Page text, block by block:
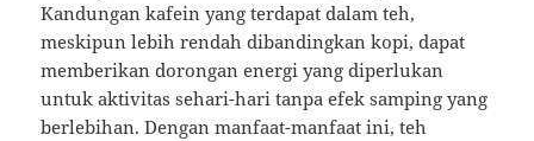
Kandungan kafein yang terdapat dalam teh,
meskipun lebih rendah dibandingkan kopi, dapat
memberikan dorongan energi yang diperlukan
untuk aktivitas sehari-hari tanpa efek samping yang
berlebihan. Dengan manfaat-manfaat ini, teh